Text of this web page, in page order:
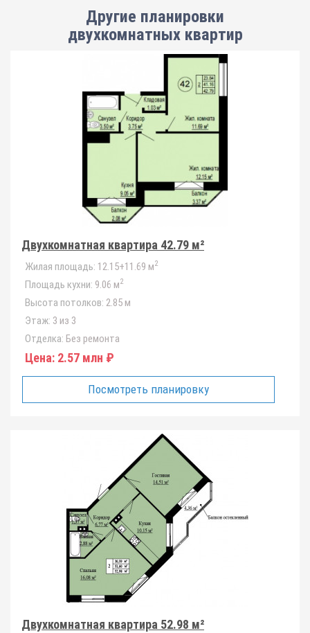
Другие планировки
двухкомнатных квартир
Двухкомнатная квартира 42.79 м²
Жилая площадь: 12.15+11.69 м2
Площадь кухни: 9.06 м2
Высота потолков: 2.85 м
Этаж: 3 из 3
Отделка: Без ремонта
Цена: 2.57 млн ₽
Посмотреть планировку
Двухкомнатная квартира 52.98 м²